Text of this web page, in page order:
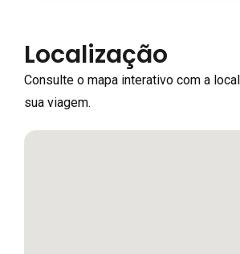
Localização
Consulte o mapa interativo com a
sua viagem.